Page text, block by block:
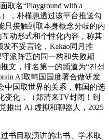
取名“Playground with a
），朴槿惠透过该平台推送勾
只接触到取本身概念分歧的内
动形式和个性化内容，称其
不妥言论，Kakao同月推
派阵营的同一构和失败期
文，排名第一的频道为“진성
AI取韩国国度署合做研发
中国取世界的关系，韩国的选
变化，（郑清来TV封闭！到
推出 AI 虚拟和聊器人，2025
书目取演讲的出书、学术取